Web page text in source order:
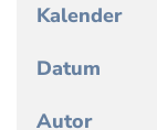
Kalender
Datum
Autor